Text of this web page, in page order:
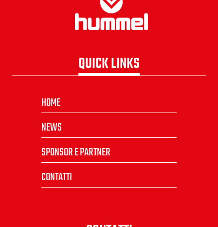
QUICK LINKS
HOME
NEWS
SPONSOR E PARTNER
CONTATTI